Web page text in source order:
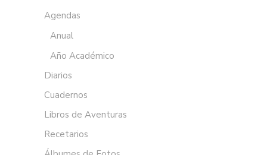
Agendas
Anual
Año Académico
Diarios
Cuadernos
Libros de Aventuras
Recetarios